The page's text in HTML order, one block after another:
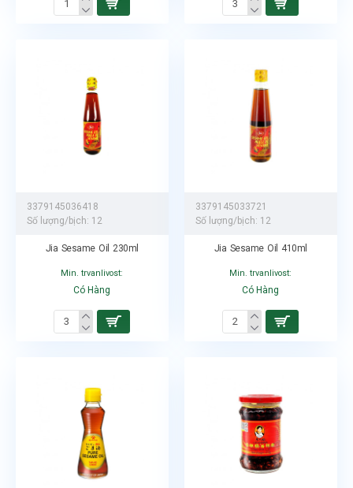
3379145036418
Số lượng/bịch: 12
Jia Sesame Oil 230ml
Min. trvanlivost:
Có Hàng
3379145033721
Số lượng/bịch: 12
Jia Sesame Oil 410ml
Min. trvanlivost:
Có Hàng